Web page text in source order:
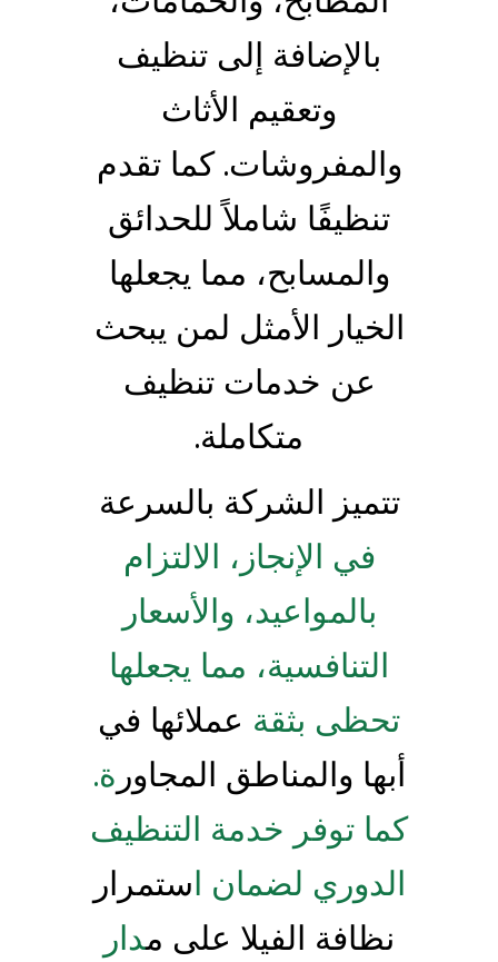
بالإضافة إلى تنظيف
وتعقيم الأثاث
والمفروشات. كما تقدم
تنظيفًا شاملاً للحدائق
والمسابح، مما يجعلها
الخيار الأمثل لمن يبحث
عن خدمات تنظيف
متكاملة.
تتميز الشركة بالسرعة
في الإنجاز، الالتزام
بالمواعيد، والأسعار
التنافسية، مما يجعلها
تحظى بثقة عملائها في
أبها والمناطق المجاور ة.
كما توفر خدمة التنظيف
الدوري لضمان استمرار
نظافة الفيلا على مدار